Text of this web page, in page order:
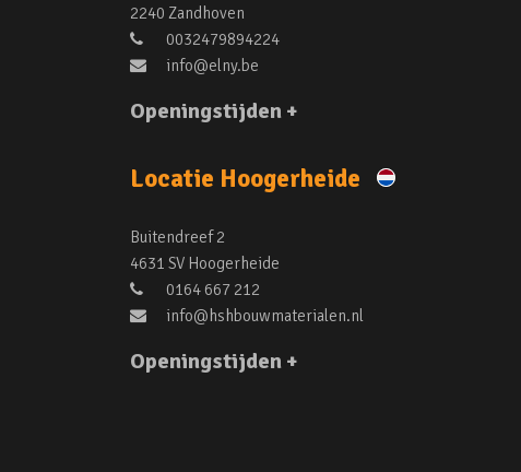
2240 Zandhoven
0032479894224
info@elny.be
Openingstijden +
Locatie Hoogerheide
Buitendreef 2
4631 SV Hoogerheide
0164 667 212
info@hshbouwmaterialen.nl
Openingstijden +